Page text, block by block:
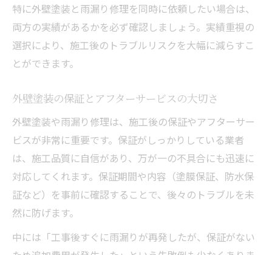
特に外壁塗装と雨漏り修理を同時に依頼したい場合は、
両方の実績があるかを必ず確認しましょう。実績重視の
選択により、施工後のトラブルリスクを大幅に減らすこ
とができます。
外壁塗装の保証とアフターサービスの大切さ
外壁塗装や雨漏り修理は、施工後の保証やアフターサー
ビスが非常に重要です。保証がしっかりしている業者
は、施工品質に自信があり、万が一の不具合にも迅速に
対応してくれます。保証期間や内容（塗膜保証、防水保
証など）を事前に確認することで、後々のトラブルを未
然に防げます。
中には「工事後すぐに雨漏りが再発したが、保証がない